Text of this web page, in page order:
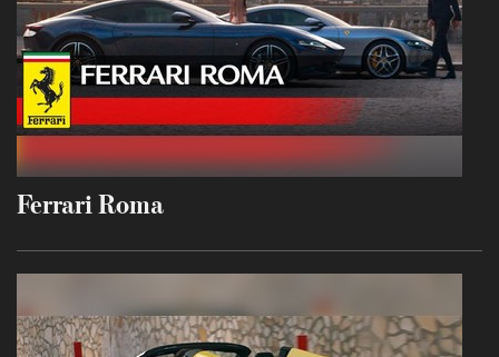
Ferrari Roma